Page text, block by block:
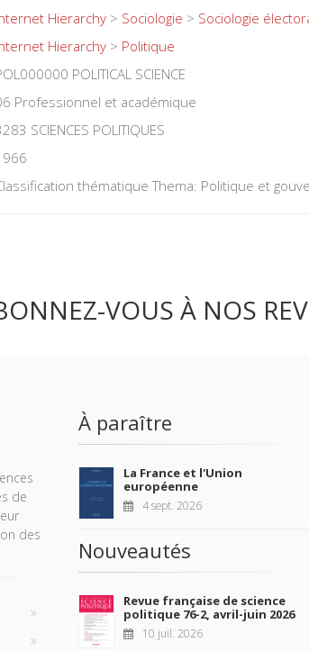
Hierarchy > Sociologie > Sociologie
Hierarchy > Politique
POLITICAL SCIENCE
Professionnel et académique
SCIENCES POLITIQUES
thématique Thema: Politique et
VOUS À NOS
de
des
À paraître
La France et l'Union
européenne
4 sept. 2026
Nouveautés
Revue française de science
politique 76-2, avril-juin 2026
10 juil. 2026